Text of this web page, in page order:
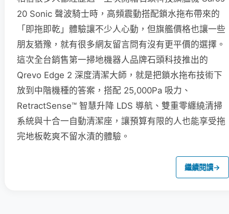
20 Sonic 聲波騎士時，高頻震動搭配鎖水拖布帶來的
「即拖即乾」體驗讓不少人心動，但旗艦價格也讓一些
朋友猶豫，就有很多網友留言問有沒有更平價的選擇。
這次全台銷售第一掃地機器人品牌石頭科技推出的
Qrevo Edge 2 深度清潔大師，就是把鎖水拖布技術下
放到中階機種的答案，搭配 25,000Pa 吸力、
RetractSense™ 智慧升降 LDS 導航、雙重零纏繞清掃
系統與十合一自動清潔座，讓預算有限的人也能享受拖
完地板乾爽不留水漬的體驗。
繼續閱讀→